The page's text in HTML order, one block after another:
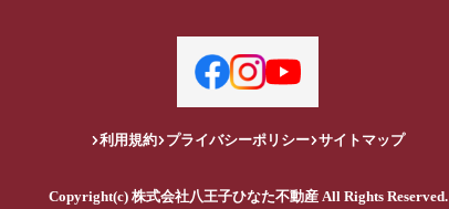
利用規約 プライバシーポリシー サイトマップ
Copyright(c) 株式会社八王子ひなた不動産 All Rights Reserved.